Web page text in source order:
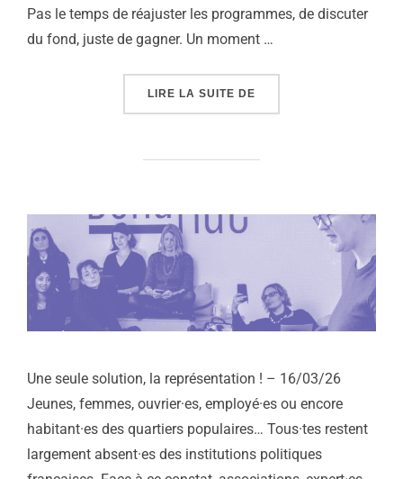
Pas le temps de réajuster les programmes, de discuter
du fond, juste de gagner. Un moment …
LIRE LA SUITE DE
Une seule solution, la représentation ! – 16/03/26
Jeunes, femmes, ouvrier·es, employé·es ou encore
habitant·es des quartiers populaires… Tous·tes restent
largement absent·es des institutions politiques